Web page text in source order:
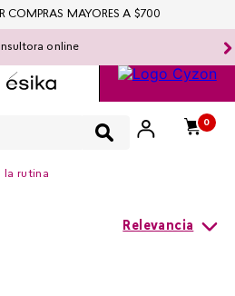
online
0
COMPRAS MAYORES A $700
la rutina
Relevancia